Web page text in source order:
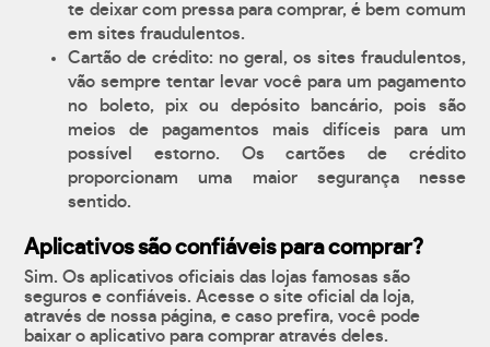
te deixar com pressa para comprar, é bem comum
em sites fraudulentos.
Cartão de crédito: no geral, os sites fraudulentos,
vão sempre tentar levar você para um pagamento
no boleto, pix ou depósito bancário, pois são
meios de pagamentos mais difíceis para um
possível estorno. Os cartões de crédito
proporcionam uma maior segurança nesse
sentido.
Aplicativos são confiáveis para comprar?
Sim. Os aplicativos oficiais das lojas famosas são
seguros e confiáveis. Acesse o site oficial da loja,
através de nossa página, e caso prefira, você pode
baixar o aplicativo para comprar através deles.